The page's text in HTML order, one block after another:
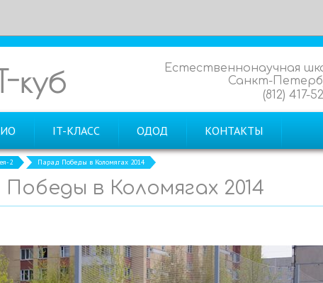
Естественнонаучная
Санкт-
(812) 417-
куб
IT-КЛАСС ОДОД КОНТАКТЫ
2 Парад Победы в Коломягах 2014
в Коломягах 2014